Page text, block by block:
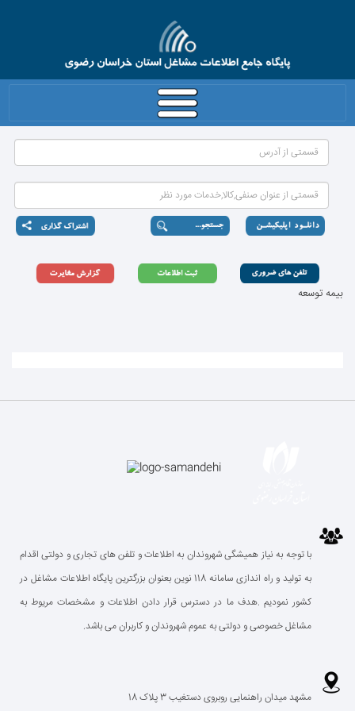
بیمه توسعه
با توجه به نیاز همیشگی شهروندان به اطلاعات و تلفن های تجاری و دولتی اقدام
به تولید و راه اندازی سامانه 118 نوین بعنوان بزرگترین پایگاه اطلاعات مشاغل در
کشور نمودیم .هدف ما در دسترس قرار دادن اطلاعات و مشخصات مریوط به
مشاغل خصوصی و دولتی به عموم شهروندان و کاربران می باشد.
مشهد میدان راهنمایی روبروی دستغیب 3 پلاک 18